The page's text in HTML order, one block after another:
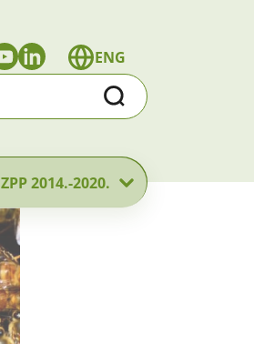
ENG
Traži
ZPP 2014.-2020.